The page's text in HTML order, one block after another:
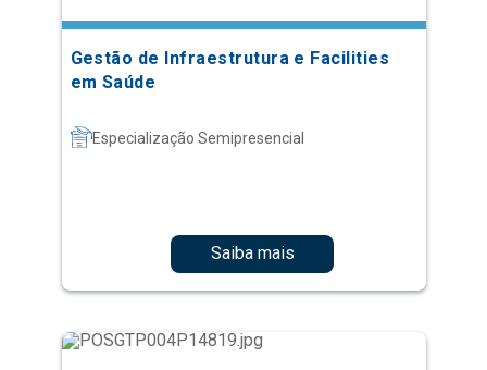
Gestão de Infraestrutura e Facilities
em Saúde
Especialização Semipresencial
Saiba mais